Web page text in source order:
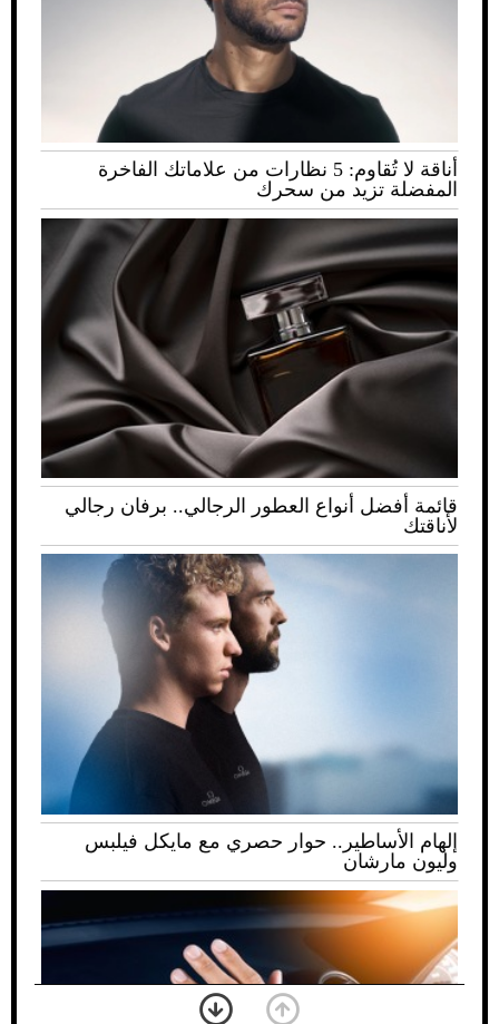
أناقة لا تُقاوم: 5 نظارات من علاماتك الفاخرة
المفضلة تزيد من سحرك
قائمة أفضل أنواع العطور الرجالي.. برفان رجالي
لأناقتك
إلهام الأساطير.. حوار حصري مع مايكل فيلبس
وليون مارشان